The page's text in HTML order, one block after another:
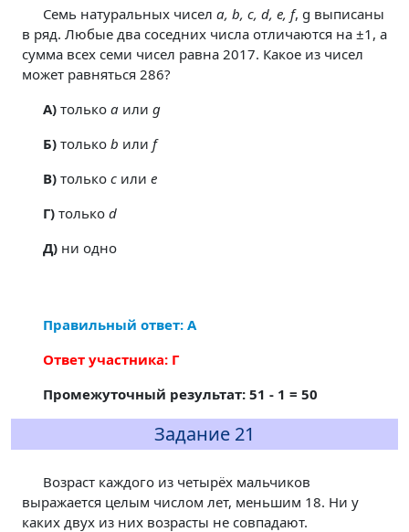
Семь натуральных чисел a, b, c, d, e, f, g выписаны
в ряд. Любые два соседних числа отличаются на ±1, а
сумма всех семи чисел равна 2017. Какое из чисел
может равняться 286?
A)только aили g
Б)только b или f
В)только cили e
Г)только d
Д)ни одно
Правильный ответ: А
Ответ участника: Г
Промежуточный результат: 51 - 1 = 50
Задание 21
Возраст каждого из четырёх мальчиков
выражается целым числом лет, меньшим 18. Ни у
каких двух из них возрасты не совпадают.